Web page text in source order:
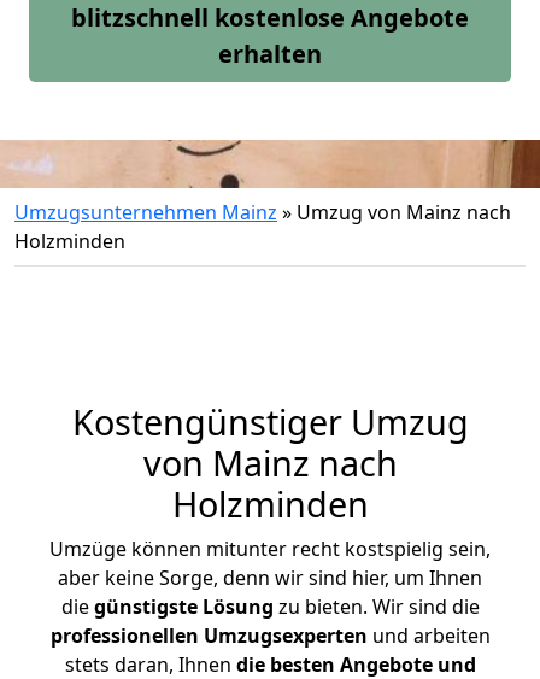
blitzschnell kostenlose Angebote
erhalten
Umzugsunternehmen Mainz » Umzug von Mainz nach
Holzminden
Kostengünstiger Umzug
von Mainz nach
Holzminden
Umzüge können mitunter recht kostspielig sein,
aber keine Sorge, denn wir sind hier, um Ihnen
diegünstigste Lösung zu bieten. Wir sind die
professionellen Umzugsexperten und arbeiten
stets daran, Ihnen die besten Angebote und